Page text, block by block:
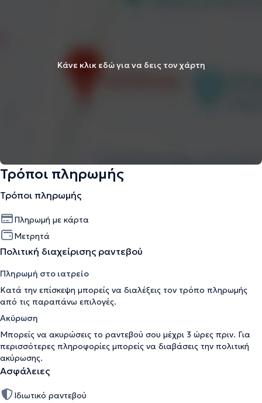
Κάνε κλικ εδώ για να δεις τον χάρτη
Τρόποι πληρωμής
Τρόποι πληρωμής
Πληρωμή με κάρτα
Μετρητά
Πολιτική διαχείρισης ραντεβού
Πληρωμή στο ιατρείο
Κατά την επίσκεψη μπορείς να διαλέξεις τον τρόπο πληρωμής
από τις παραπάνω επιλογές.
Ακύρωση
Μπορείς να ακυρώσεις το ραντεβού σου μέχρι 3 ώρες πριν. Για
περισσότερες πληροφορίες μπορείς να διαβάσεις την πολιτική
ακύρωσης.
Ασφάλειες
Ιδιωτικό ραντεβού